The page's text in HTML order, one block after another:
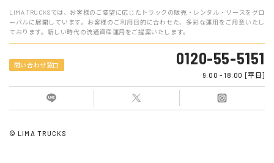
LIMA TRUCKSでは、お客様のご要望に応じたトラックの販売・レンタル・リースをグロ
ーバルに展開しています。お客様のご利用目的に合わせた、多彩な運用をご用意いたし
ております。新しい時代の流通資産運用をご提案いたします。
問い合わせ窓口 0120-55-5151
9:00 - 18:00 [平日]
© LIMA TRUCKS